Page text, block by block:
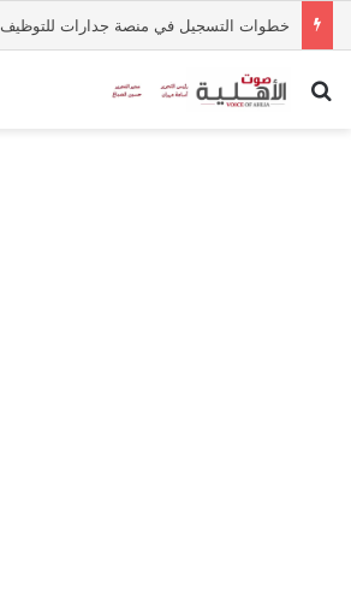
خطوات التسجيل في منصة جدارات للتوظيف 2026
بحث عن